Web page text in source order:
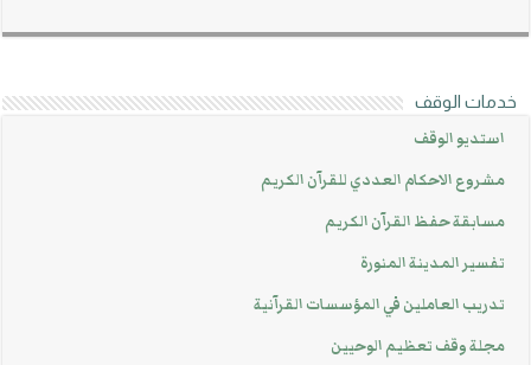
خدمات الوقف
استديو الوقف
مشروع الاحكام العددي للقرآن الكريم
مسابقة حفظ القرآن الكريم
تفسير المدينة المنورة
تدريب العاملين في المؤسسات القرآنية
مجلة وقف تعظيم الوحيين